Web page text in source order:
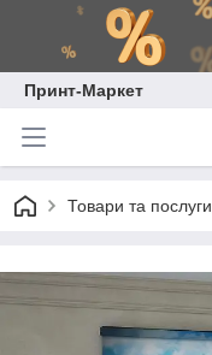
Принт-Маркет
Товари та послуги